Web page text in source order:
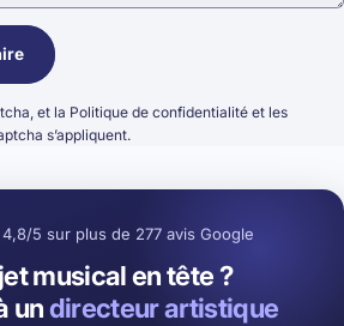
et la Politique de confidentialité et les
s’appliquent.
4,8/5 sur plus de 277 avis Google
musical en tête ?
undirecteur artistique